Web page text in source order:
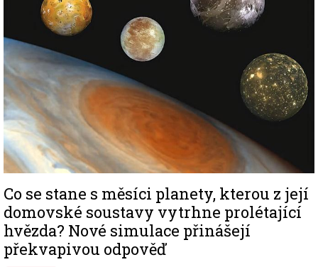
Co se stane s měsíci planety, kterou z její
domovské soustavy vytrhne prolétající
hvězda? Nové simulace přinášejí
překvapivou odpověď